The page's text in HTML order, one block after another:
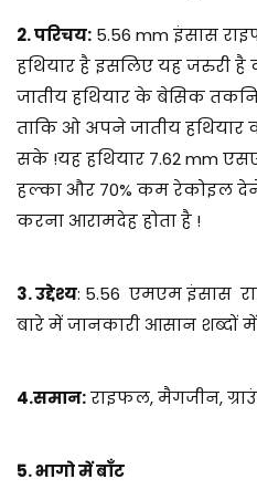
2. परिचय: 5.56 mm इंसास
हथियार है इसलिए यह जरुरी
जातीय हथियार के बेसिक
ताकि ओ अपने जातीय हथियार
सके !यह हथियार 7.62 mm
हल्का और 70% कम रेकोइल देने
करना आरामदेह होता है !
3. उद्देश्य: 5.56 एमएम इंसास
बारे में जानकारी आसान शब्दों
4.समान:राइफल, मैगजीन,
5. भागो में बाँट